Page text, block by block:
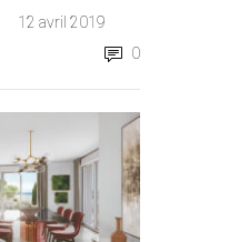
12 avril 2019
0